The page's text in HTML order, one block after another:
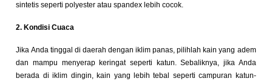
sintetis seperti polyester atau spandex lebih cocok.
2. Kondisi Cuaca
Jika Anda tinggal di daerah dengan iklim panas, pilihlah kain yang adem
dan mampu menyerap keringat seperti katun. Sebaliknya, jika Anda
berada di iklim dingin, kain yang lebih tebal seperti campuran katun-